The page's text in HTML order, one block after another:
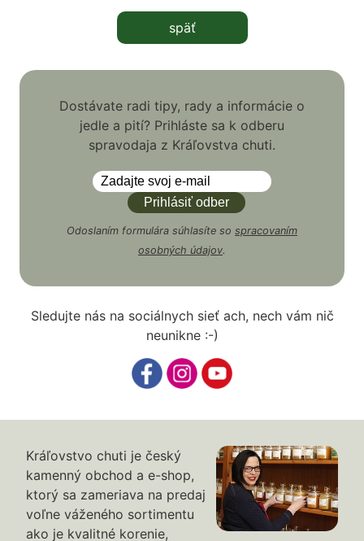
späť
Dostávate radi tipy, rady a informácie o
jedle a pití? Prihláste sa k odberu
spravodaja z Kráľovstva chuti.
Odoslaním formulára súhlasíte so spracovaním
osobných údajov.
Sledujte nás na sociálnych sieť ach, nech vám nič
neunikne :-)
Kráľovstvo chuti je český
kamenný obchod a e-shop,
ktorý sa zameriava na predaj
voľne váženého sortimentu
ako je kvalitné korenie,